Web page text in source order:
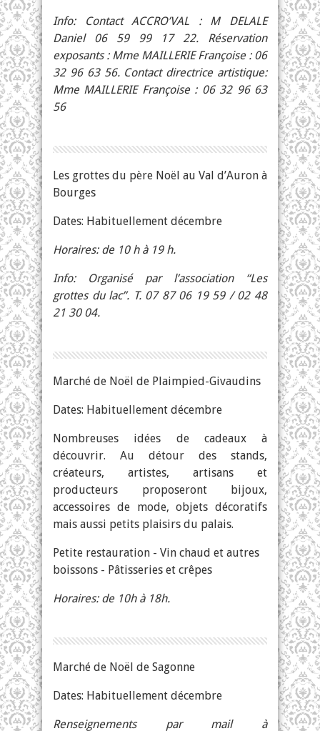
Info: Contact ACCRO’VAL : M DELALE
Daniel 06 59 99 17 22. Réservation
exposants : Mme MAILLERIE Françoise : 06
32 96 63 56. Contact directrice artistique:
Mme MAILLERIE Françoise : 06 32 96 63
56
Les grottes du père Noël au Val d’Auron à
Bourges
Dates: Habituellement décembre
Horaires: de 10 h à 19 h.
Info: Organisé par l’association “Les
grottes du lac”. T. 07 87 06 19 59 / 02 48
21 30 04.
Marché de Noël de Plaimpied-Givaudins
Dates: Habituellement décembre
Nombreuses idées de cadeaux à
découvrir. Au détour des stands,
créateurs, artistes, artisans et
producteurs proposeront bijoux,
accessoires de mode, objets décoratifs
mais aussi petits plaisirs du palais.
Petite restauration - Vin chaud et autres
boissons - Pâtisseries et crêpes
Horaires: de 10h à 18h.
Marché de Noël de Sagonne
Dates: Habituellement décembre
Renseignements par mail à